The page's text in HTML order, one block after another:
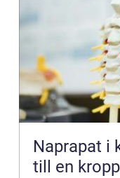
Naprapat i köping
till en